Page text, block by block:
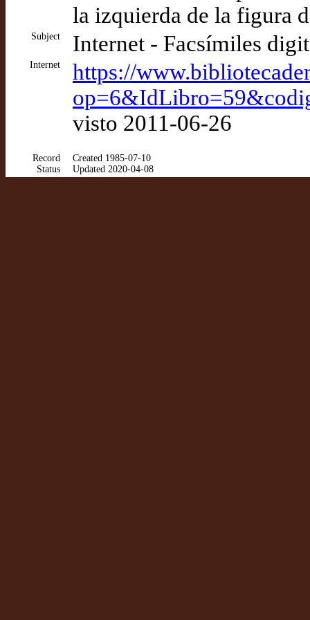
la izquierda de la figura
Subject Internet - Facsímiles
Internet
https://
visto 2011-06-26
Record
Status
Created 1985-07-10
Updated 2020-04-08